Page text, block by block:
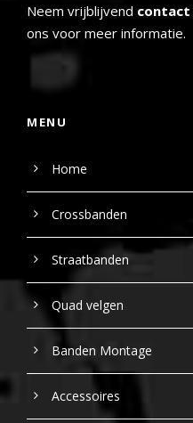
Neem vrijblijvend contact
ons voor meer informatie.
MENU
Home
Crossbanden
Straatbanden
Quad velgen
Banden Montage
Accessoires